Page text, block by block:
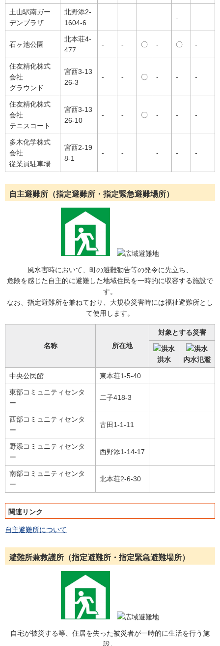
土山駅南ガー
デンプラザ
北野添2-
1604-6
-
石ヶ池公園
北本荘4-
477
- - 〇 - 〇 -
住友精化株式
会社
グラウンド
宮西3-13
26-3
- - 〇 - - -
住友精化株式
会社
テニスコート
宮西3-13
26-10
- - 〇 - - -
多木化学株式
会社
従業員駐車場
宮西2-19
8-1
- - - - -
自主避難所（指定避難所・指定緊急避難場所）
風水害時において、町の避難勧告等の発令に先立ち、
危険を感じた自主的に避難した地域住民を一時的に収容する施設で
す。
なお、指定避難所を兼ねており、大規模災害時には福祉避難所とし
て使用します。
名称 所在地
対象とする災害
洪水 内水氾濫
中央公民館 東本荘1-5-40
東部コミュニティセンタ
ー
二子418-3
西部コミュニティセンタ
ー
古田1-1-11
野添コミュニティセンタ
ー
西野添1-14-17
南部コミュニティセンタ
ー
北本荘2-6-30
関連リンク
自主避難所について
避難所兼救護所（指定避難所・指定緊急避難場所）
自宅が被災する等、住居を失った被災者が一時的に生活を行う施
設。